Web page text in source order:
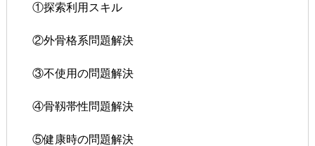
①探索利用スキル
②外骨格系問題解決
③不使用の問題解決
④骨靱帯性問題解決
⑤健康時の問題解決